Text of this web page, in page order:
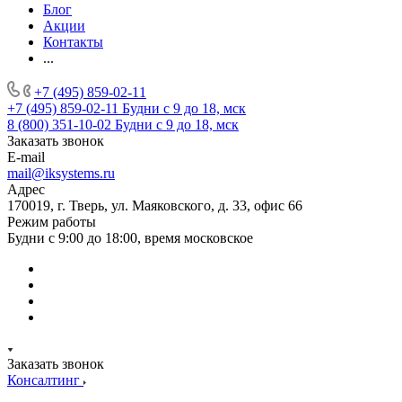
Блог
Акции
Контакты
...
+7 (495) 859-02-11
+7 (495) 859-02-11 Будни с 9 до 18, мск
8 (800) 351-10-02 Будни с 9 до 18, мск
Заказать звонок
E-mail
mail@iksystems.ru
Адрес
170019, г. Тверь, ул. Маяковского, д. 33, офис 66
Режим работы
Будни с 9:00 до 18:00, время московское
Заказать звонок
Консалтинг